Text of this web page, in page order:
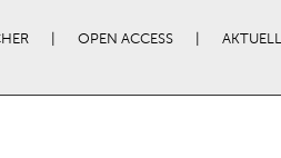
OPEN ACCESS AKTUELL